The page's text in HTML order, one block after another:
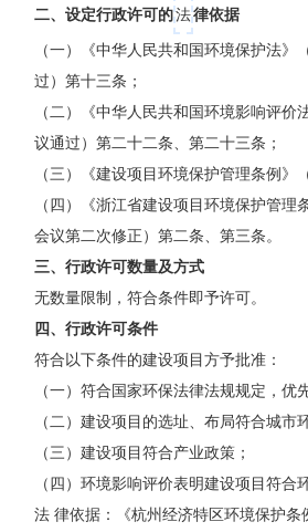
二、设定行政许可的法律依据
（一）《中华人民共和国环境保护法
过）第十三条；
（二）《中华人民共和国环境影响评
议通过）第二十二条、第二十三条；
（三）《建设项目环境保护管理条例
（四）《浙江省建设项目环境保护管
会议第二次修正）第二条、第三条。
三、行政许可数量及方式
无数量限制，符合条件即予许可。
四、行政许可条件
符合以下条件的建设项目方予批准：
（一）符合国家环保法律法规规定，优
（二）建设项目的选址、布局符合城
（三）建设项目符合产业政策；
（四）环境影响评价表明建设项目符合
法 律依据：《杭州经济特区环境保护